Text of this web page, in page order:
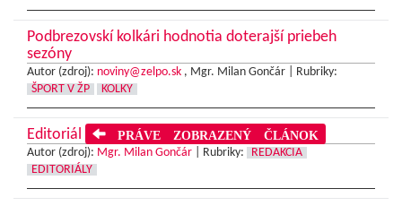
Podbrezovskí kolkári hodnotia doterajší priebeh
sezóny
Autor (zdroj): noviny@zelpo.sk , Mgr. Milan Gončár |
Rubriky:
ŠPORT V ŽP
KOLKY
Editoriál PRÁVE ZOBRAZENÝ ČLÁNOK
Autor (zdroj): Mgr. Milan Gončár Rubriky:
REDAKCIA
EDITORIÁLY